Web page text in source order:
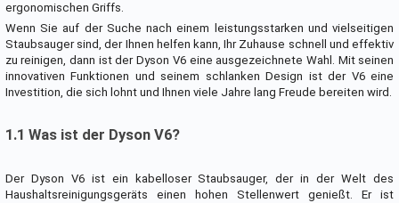
ergonomischen Griffs.
Wenn Sie auf der Suche nach einem leistungsstarken und vielseitigen
Staubsauger sind, der Ihnen helfen kann, Ihr Zuhause schnell und effektiv
zu reinigen, dann ist der Dyson V6 eine ausgezeichnete Wahl. Mit seinen
innovativen Funktionen und seinem schlanken Design ist der V6 eine
Investition, die sich lohnt und Ihnen viele Jahre lang Freude bereiten wird.
1.1 Was ist der Dyson V6?
Der Dyson V6 ist ein kabelloser Staubsauger, der in der Welt des
Haushaltsreinigungsgeräts einen hohen Stellenwert genießt. Er ist